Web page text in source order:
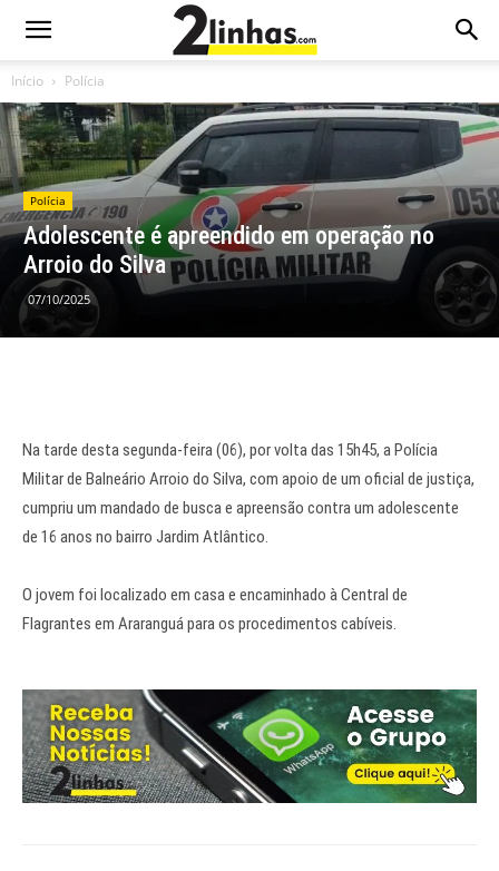
Início Polícia
Polícia
Adolescente é apreendido em operação no
Arroio do Silva
07/10/2025
Na tarde desta segunda-feira (06), por volta das 15h45, a Polícia
Militar de Balneário Arroio do Silva, com apoio de um oficial de justiça,
cumpriu um mandado de busca e apreensão contra um adolescente
de 16 anos no bairro Jardim Atlântico.
O jovem foi localizado em casa e encaminhado à Central de
Flagrantes em Araranguá para os procedimentos cabíveis.